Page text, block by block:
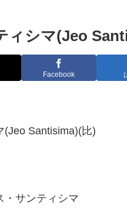
ィシマ(Jeo
Facebook
(Jeo Santisima)(比)
・サンティシマ